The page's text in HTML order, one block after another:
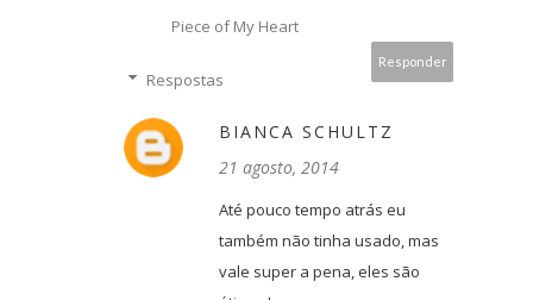
Piece of My Heart
Responder
Respostas
BIANCA SCHULTZ
21 agosto, 2014
Até pouco tempo atrás eu
também não tinha usado, mas
vale super a pena, eles são